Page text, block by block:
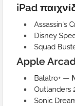
iPad
Assassin's
Disney
Squad
Apple
Balatro+ —
Outlanders
Sonic